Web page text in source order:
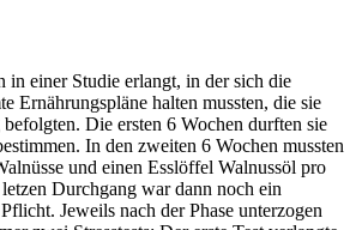
in einer Studie erlangt, in der sich die
Ernährungspläne halten mussten, die sie
Die ersten 6 Wochen durften sie
In den zweiten 6 Wochen mussten
und einen Esslöffel Walnussöl pro
Durchgang war dann noch ein
Jeweils nach der Phase unterzogen